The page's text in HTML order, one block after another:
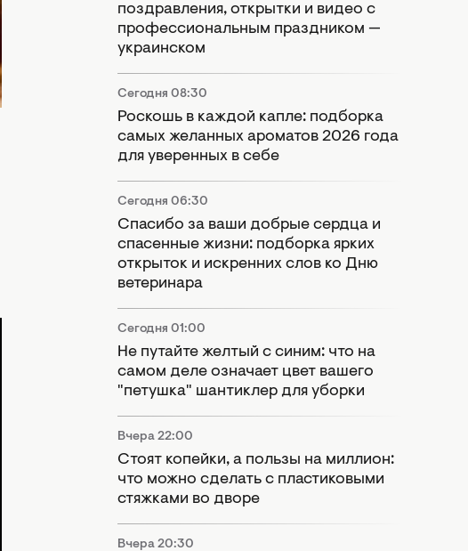
поздравления, открытки и видео с
профессиональным праздником —
украинском
Сегодня 08:30
Роскошь в каждой капле: подборка
самых желанных ароматов 2026 года
для уверенных в себе
Сегодня 06:30
Спасибо за ваши добрые сердца и
спасенные жизни: подборка ярких
открыток и искренних слов ко Дню
ветеринара
Сегодня 01:00
Не путайте желтый с синим: что на
самом деле означает цвет вашего
"петушка" шантиклер для уборки
Вчера 22:00
Стоят копейки, а пользы на миллион:
что можно сделать с пластиковыми
стяжками во дворе
Вчера 20:30